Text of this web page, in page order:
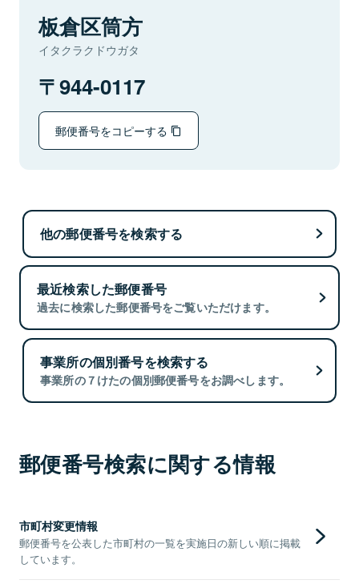
板倉区筒方
イタクラクドウガタ
944-0117
郵便番号をコピーする
他の郵便番号を検索する
最近検索した郵便番号
過去に検索した郵便番号をご覧いただけます。
事業所の個別番号を検索する
事業所の７けたの個別郵便番号をお調べします。
郵便番号検索に関する情報
市町村変更情報
郵便番号を公表した市町村の一覧を実施日の新しい順に掲載
しています。